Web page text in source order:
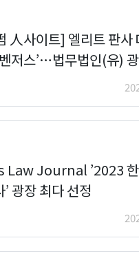
人사이트] 엘리트 판사
저스’…법무법인(유)
Journal ’2023
광장 최다 선정